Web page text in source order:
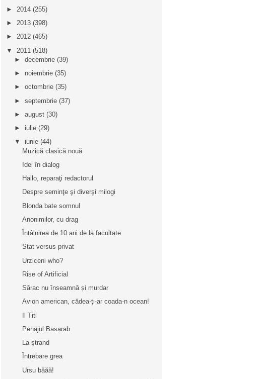
► 2014 (255)
► 2013 (398)
► 2012 (465)
▼ 2011 (518)
► decembrie (39)
► noiembrie (35)
► octombrie (35)
► septembrie (37)
► august (30)
► iulie (29)
▼ iunie (44)
Muzică clasică nouă
Idei în dialog
Hallo, reparaţi redactorul
Despre seminţe şi diverşi milogi
Blonda bate somnul
Anonimilor, cu drag
Întâlnirea de 10 ani de la facultate
Stat versus privat
Urziceni who?
Rise of Artificial
Sărac nu înseamnă și murdar
Avion american, cădea-ţi-ar coada-n ocean!
Il Titi
Penajul Basarab
La ştrand
Întrebare grea
Ursu băăă!